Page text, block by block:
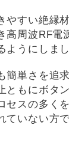
やすい絶縁
高周波RF電
ようにしまし
簡単さを追
ともにボタ
セスの多く
ていない方